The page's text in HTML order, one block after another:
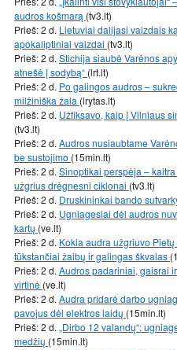
audros košmarą (tv3.lt)
Prieš: 2 d. Lietuviai dalijasi vaizdais
apokaliptiniai vaizdai (tv3.lt)
Prieš: 2 d. Stichija siaubė Varėnos
atnešė į sodybą“ (lrt.lt)
Prieš: 2 d. Po galingos audros –
milžiniška žala (lrytas.lt)
Prieš: 2 d. Užfiksavo, kaip į Vilniaus
(tv3.lt)
Prieš: 2 d. Audros nusiaubtame
be sustojimo (15min.lt)
Prieš: 2 d. Sinoptikai perspėja –
užgrius drėgnesni ciklonai (tv3.lt)
Prieš: 2 d. Druskininkai bando
Prieš: 2 d. Ugniagesiai dėl audros
kartų (ve.lt)
Prieš: 2 d. Kokia audra užgriuvo
tūkstančiai žaibų ir galingas škvalas
Prieš: 2 d. Audros padariniai, gaisrai
virtinė (ve.lt)
Prieš: 2 d. Audra pridarė darbo
pavojus dėl elektros laidų (15min.lt)
Prieš: 2 d. „Dirbo 12 valandų“:
medžių (15min.lt)